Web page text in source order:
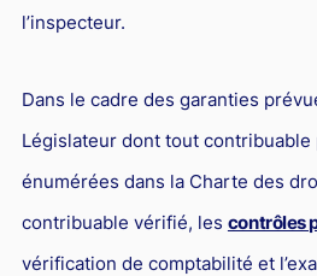
l’inspecteur.
Dans le cadre des garanties
Législateur dont tout contribuable
énumérées dans la Charte des
contribuable vérifié, les contrôles
vérification de comptabilité et